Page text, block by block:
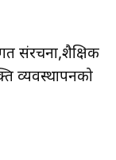
संरचना,शैक्षिक
व्यवस्थापनको